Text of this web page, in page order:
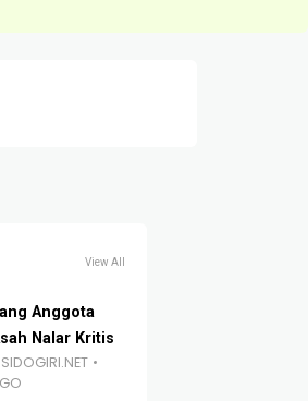
View All
Anggota
Nalar Kritis